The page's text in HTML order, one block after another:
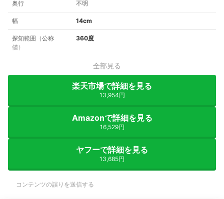
奥行 不明
幅 14cm
探知範囲（公称
値）
360度
全部見る
楽天市場で詳細を見る
13,954円
Amazonで詳細を見る
16,529円
ヤフーで詳細を見る
13,685円
コンテンツの誤りを送信する